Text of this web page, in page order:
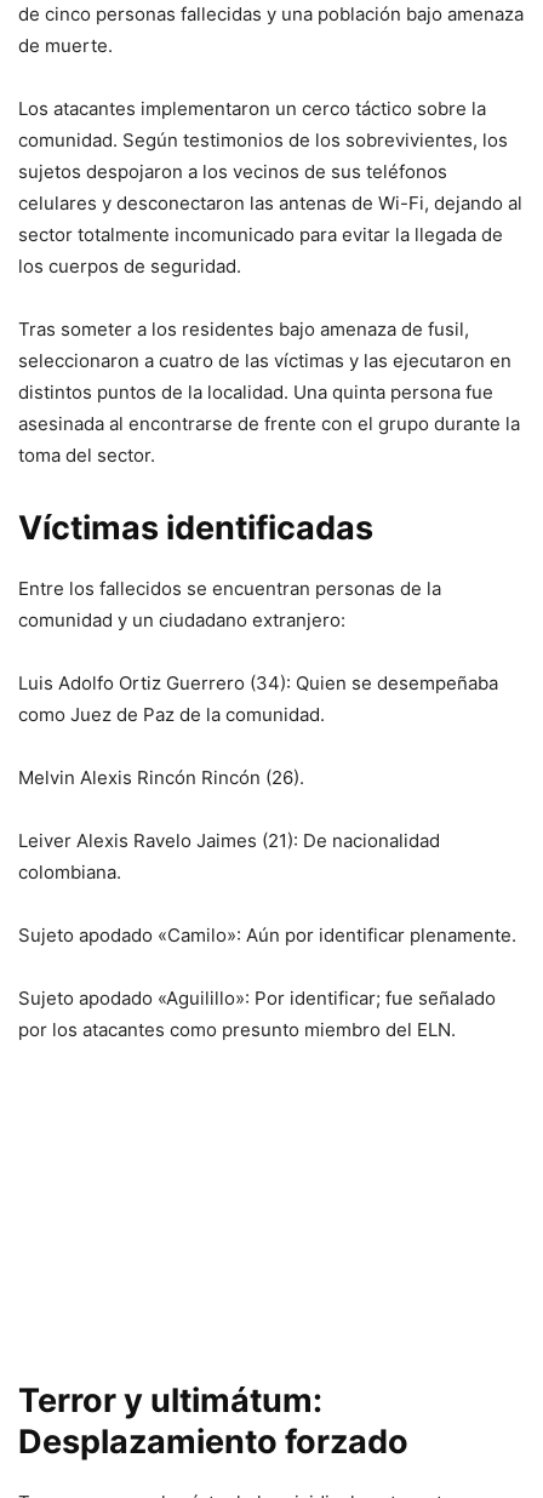
de cinco personas fallecidas y una población bajo amenaza
de muerte.
Los atacantes implementaron un cerco táctico sobre la
comunidad. Según testimonios de los sobrevivientes, los
sujetos despojaron a los vecinos de sus teléfonos
celulares y desconectaron las antenas de Wi-Fi, dejando al
sector totalmente incomunicado para evitar la llegada de
los cuerpos de seguridad.
Tras someter a los residentes bajo amenaza de fusil,
seleccionaron a cuatro de las víctimas y las ejecutaron en
distintos puntos de la localidad. Una quinta persona fue
asesinada al encontrarse de frente con el grupo durante la
toma del sector.
Víctimas identificadas
Entre los fallecidos se encuentran personas de la
comunidad y un ciudadano extranjero:
Luis Adolfo Ortiz Guerrero (34): Quien se desempeñaba
como Juez de Paz de la comunidad.
Melvin Alexis Rincón Rincón (26).
Leiver Alexis Ravelo Jaimes (21): De nacionalidad
colombiana.
Sujeto apodado «Camilo»: Aún por identificar plenamente.
Sujeto apodado «Aguilillo»: Por identificar; fue señalado
por los atacantes como presunto miembro del ELN.
Terror y ultimátum:
Desplazamiento forzado